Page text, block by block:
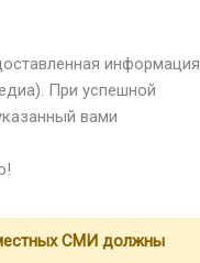
информация
При успешной
вами
СМИ должны